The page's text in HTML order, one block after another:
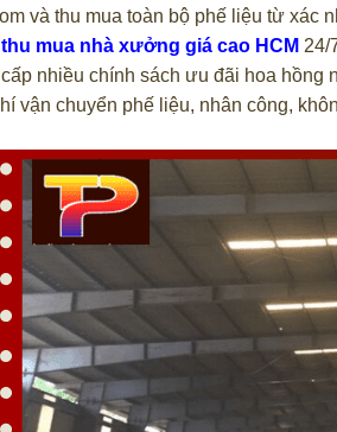
và thu mua toàn bộ phế liệu từ xác
thu mua nhà xưởng giá cao HCM 24/
nhiều chính sách ưu đãi hoa hồng
vận chuyển phế liệu, nhân công,